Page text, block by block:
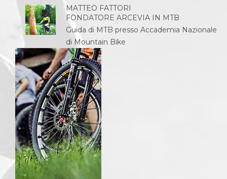
MATTEO FATTORI
FONDATORE ARCEVIA IN MTB
Guida di MTB presso Accademia Nazionale
di Mountain Bike